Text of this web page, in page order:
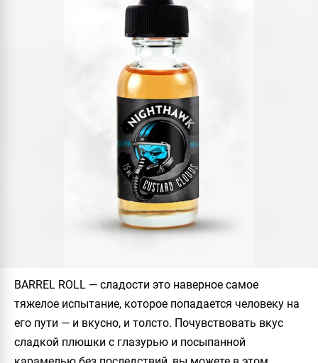
BARREL ROLL — сладости это наверное самое
тяжелое испытание, которое попадается человеку на
его пути — и вкусно, и толсто. Почувствовать вкус
сладкой плюшки с глазурью и посыпанной